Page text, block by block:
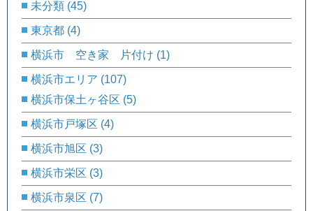
未分類 (45)
東京都 (4)
横浜市 空き家 片付け (1)
横浜市エリア (107)
横浜市保土ヶ谷区 (5)
横浜市戸塚区 (4)
横浜市旭区 (3)
横浜市栄区 (3)
横浜市泉区 (7)